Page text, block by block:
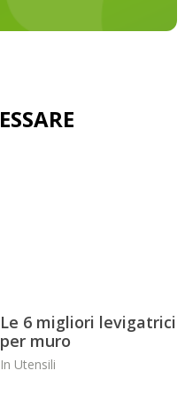
Le 6 migliori levigatrici
per muro
In Utensili